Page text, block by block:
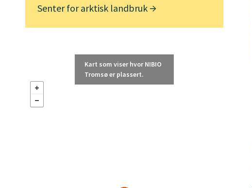
Senter for arktisk landbruk
Kart som viser hvor NIBIO
Tromsø er plassert.